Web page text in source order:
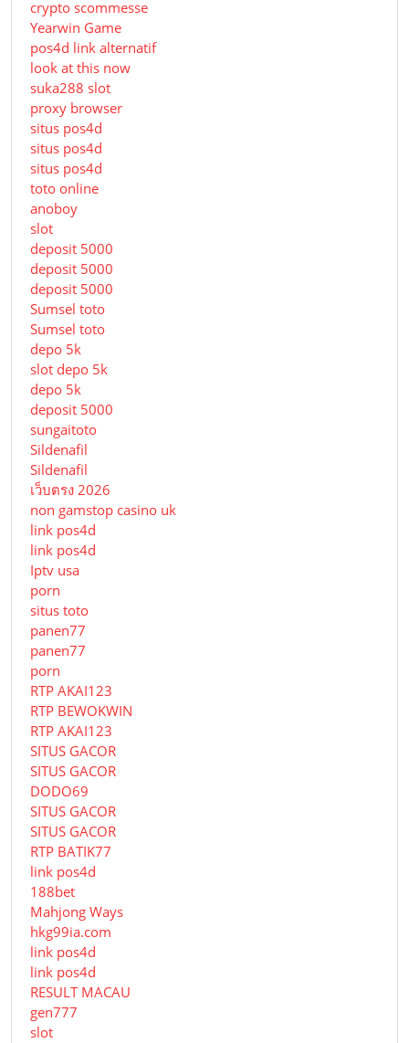
crypto scommesse
Yearwin Game
pos4d link alternatif
look at this now
suka288 slot
proxy browser
situs pos4d
situs pos4d
situs pos4d
toto online
anoboy
slot
deposit 5000
deposit 5000
deposit 5000
Sumsel toto
Sumsel toto
depo 5k
slot depo 5k
depo 5k
deposit 5000
sungaitoto
Sildenafil
Sildenafil
เว็บตรง 2026
non gamstop casino uk
link pos4d
link pos4d
Iptv usa
porn
situs toto
panen77
panen77
porn
RTP AKAI123
RTP BEWOKWIN
RTP AKAI123
SITUS GACOR
SITUS GACOR
DODO69
SITUS GACOR
SITUS GACOR
RTP BATIK77
link pos4d
188bet
Mahjong Ways
hkg99ia.com
link pos4d
link pos4d
RESULT MACAU
gen777
slot